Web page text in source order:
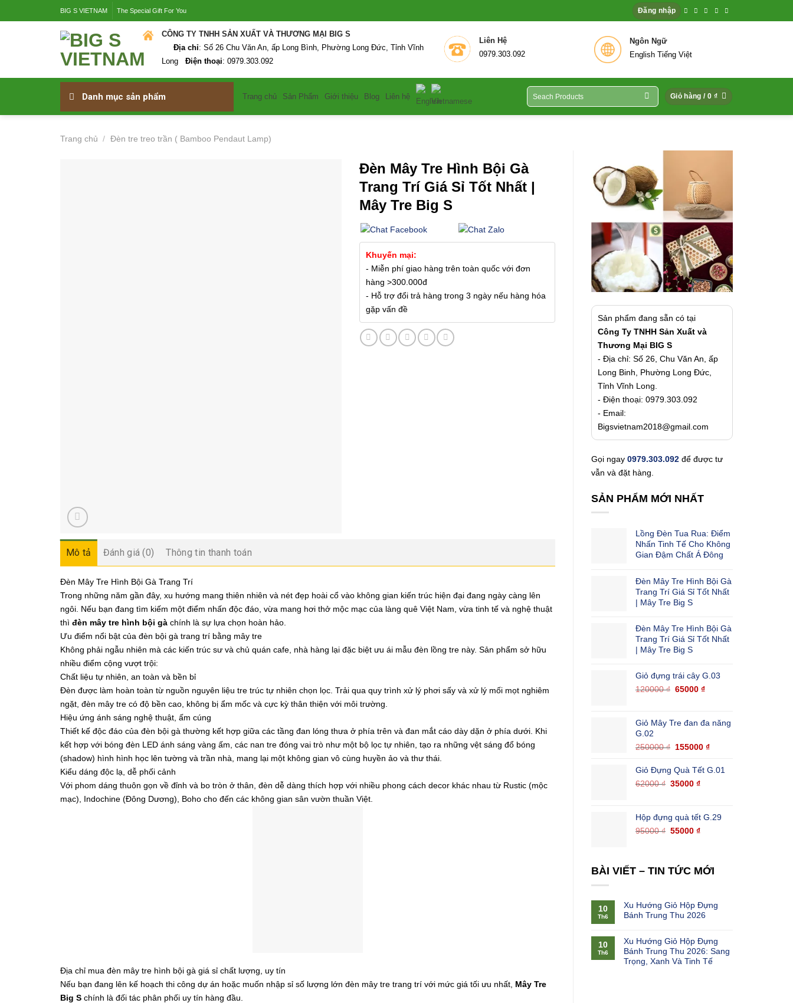
to
BIG S VIETNAM The Special Gift For You Đăng nhập
CÔNG TY TNHH SẢN XUẤT VÀ THƯƠNG MẠI BIG S
Địa chỉ: Số 26 Chu Văn An, ấp Long Bình, Phường Long Đức, Tỉnh Vĩnh
Long
Điện thoại: 0979.303.092
Liên Hệ
0979.303.092
Ngôn Ngữ
English Tiếng Việt
Danh mục sản phẩm Trang chủ Sản Phẩm Giới thiệu Blog Liên hệ
Tìm
kiếm:
Giỏ hàng / 0 ₫
Trang chủ / Đèn tre treo trần ( Bamboo Pendaut Lamp)
Sản phẩm đang sẵn có tại
Công Ty TNHH Sản Xuất và
Thương Mại BIG S
- Địa chỉ: Số 26, Chu Văn An, ấp
Long Binh, Phường Long Đức,
Tỉnh Vĩnh Long.
- Điện thoại: 0979.303.092
- Email:
Bigsvietnam2018@gmail.com
Gọi ngay 0979.303.092 để được tư
vẫn và đặt hàng.
SẢN PHẨM MỚI NHẤT
Lồng Đèn Tua Rua: Điểm
Nhấn Tinh Tế Cho Không
Gian Đậm Chất Á Đông
Đèn Mây Tre Hình Bội Gà
Trang Trí Giá Sỉ Tốt Nhất
| Mây Tre Big S
Đèn Mây Tre Hình Bội Gà
Trang Trí Giá Sỉ Tốt Nhất
| Mây Tre Big S
Giỏ đựng trái cây G.03
120000₫ 65000₫
Giỏ Mây Tre đan đa năng
G.02
250000₫ 155000₫
Giỏ Đựng Quà Tết G.01
62000₫ 35000₫
Hộp đựng quà tết G.29
95000₫ 55000₫
BÀI VIẾT – TIN TỨC MỚI
10
Th6
Xu Hướng Giỏ Hộp Đựng
Bánh Trung Thu 2026
10
Th6
Xu Hướng Giỏ Hộp Đựng
Bánh Trung Thu 2026: Sang
Trọng, Xanh Và Tinh Tế
Đèn Mây Tre Hình Bội Gà
Trang Trí Giá Sỉ Tốt Nhất |
Mây Tre Big S
Khuyến mại:
- Miễn phí giao hàng trên toàn quốc với đơn
hàng >300.000đ
- Hỗ trợ đổi trả hàng trong 3 ngày nếu hàng hóa
gặp vấn đề
Mô tả Đánh giá (0) Thông tin thanh toán
Đèn Mây Tre Hình Bội Gà Trang Trí
Trong những năm gần đây, xu hướng mang thiên nhiên và nét đẹp hoài cổ vào không gian kiến trúc hiện đại đang ngày càng lên
ngôi. Nếu bạn đang tìm kiếm một điểm nhấn độc đáo, vừa mang hơi thở mộc mạc của làng quê Việt Nam, vừa tinh tế và nghệ thuật
thì đèn mây tre hình bội gà chính là sự lựa chọn hoàn hảo.
Ưu điểm nổi bật của đèn bội gà trang trí bằng mây tre
Không phải ngẫu nhiên mà các kiến trúc sư và chủ quán cafe, nhà hàng lại đặc biệt ưu ái mẫu đèn lồng tre này. Sản phẩm sở hữu
nhiều điểm cộng vượt trội:
Chất liệu tự nhiên, an toàn và bền bỉ
Đèn được làm hoàn toàn từ nguồn nguyên liệu tre trúc tự nhiên chọn lọc. Trải qua quy trình xử lý phơi sấy và xử lý mối mọt nghiêm
ngặt, đèn mây tre có độ bền cao, không bị ẩm mốc và cực kỳ thân thiện với môi trường.
Hiệu ứng ánh sáng nghệ thuật, ấm cúng
Thiết kế độc đáo của đèn bội gà thường kết hợp giữa các tầng đan lóng thưa ở phía trên và đan mắt cáo dày dặn ở phía dưới. Khi
kết hợp với bóng đèn LED ánh sáng vàng ấm, các nan tre đóng vai trò như một bộ lọc tự nhiên, tạo ra những vệt sáng đổ bóng
(shadow) hình hình học lên tường và trần nhà, mang lại một không gian vô cùng huyền ảo và thư thái.
Kiểu dáng độc lạ, dễ phối cảnh
Với phom dáng thuôn gọn về đỉnh và bo tròn ở thân, đèn dễ dàng thích hợp với nhiều phong cách decor khác nhau từ Rustic (mộc
mạc), Indochine (Đông Dương), Boho cho đến các không gian sân vườn thuần Việt.
Địa chỉ mua đèn mây tre hình bội gà giá sỉ chất lượng, uy tín
Nếu bạn đang lên kế hoạch thi công dự án hoặc muốn nhập sỉ số lượng lớn đèn mây tre trang trí với mức giá tối ưu nhất, Mây Tre
Big S chính là đối tác phân phối uy tín hàng đầu.